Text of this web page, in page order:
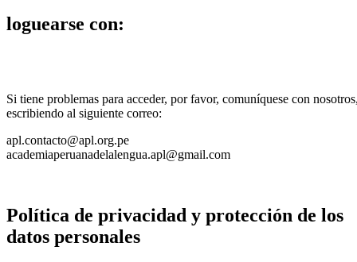
loguearse con:
Si tiene problemas para acceder, por favor, comuníquese con
escribiendo al siguiente correo:
apl.contacto@apl.org.pe
academiaperuanadelalengua.apl@gmail.com
Política de privacidad y protección de los
datos personales